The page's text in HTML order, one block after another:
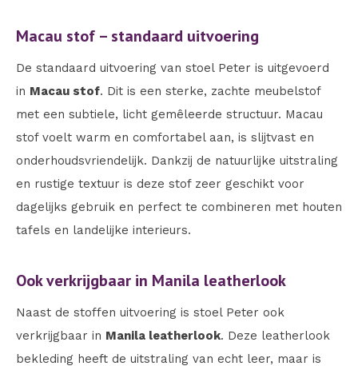
Macau stof – standaard uitvoering
De standaard uitvoering van stoel Peter is uitgevoerd
in Macau stof. Dit is een sterke, zachte meubelstof
met een subtiele, licht gemêleerde structuur. Macau
stof voelt warm en comfortabel aan, is slijtvast en
onderhoudsvriendelijk. Dankzij de natuurlijke uitstraling
en rustige textuur is deze stof zeer geschikt voor
dagelijks gebruik en perfect te combineren met houten
tafels en landelijke interieurs.
Ook verkrijgbaar in Manila leatherlook
Naast de stoffen uitvoering is stoel Peter ook
verkrijgbaar in Manila leatherlook. Deze leatherlook
bekleding heeft de uitstraling van echt leer, maar is